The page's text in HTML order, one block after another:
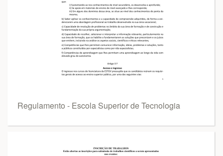
Regulamento - Escola Superior de Tecnologia